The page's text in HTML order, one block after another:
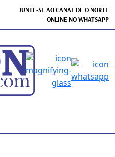
JUNTE-SE AO CANAL DE O NORTE
ONLINE NO WHATSAPP